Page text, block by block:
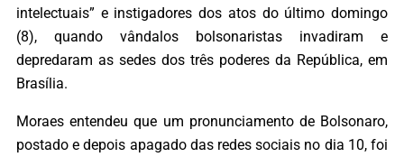
intelectuais” e instigadores dos atos do último domingo
(8), quando vândalos bolsonaristas invadiram e
depredaram as sedes dos três poderes da República, em
Brasília.
Moraes entendeu que um pronunciamento de Bolsonaro,
postado e depois apagado das redes sociais no dia 10, foi